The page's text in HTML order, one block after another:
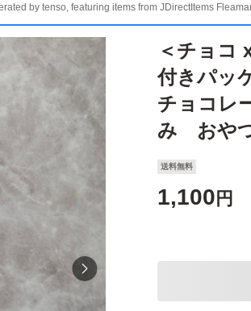
by tenso, featuring items from JDirectItems
＜チョコ
付きパッ
チョコレ
み おや
送料無料
1,100 円